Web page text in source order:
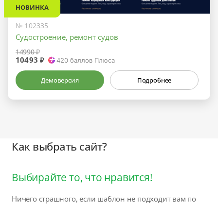
НОВИНКА
№ 102335
Судостроение, ремонт судов
14990 ₽
10493 ₽ 420 баллов Плюса
Демоверсия Подробнее
Как выбрать сайт?
Выбирайте то, что нравится!
Ничего страшного, если шаблон не подходит вам по